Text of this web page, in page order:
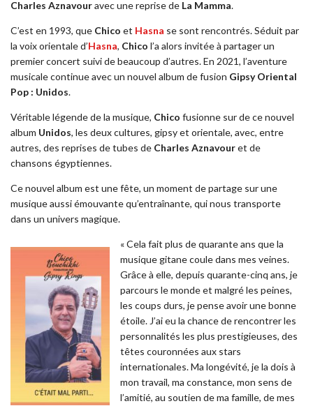
Charles Aznavouravec une reprise de La Mamma.
C’est en 1993, que Chico et Hasna se sont rencontrés. Séduit par
la voix orientale d’Hasna, Chico l’a alors invitée à partager un
premier concert suivi de beaucoup d’autres. En 2021, l’aventure
musicale continue avec un nouvel album de fusion Gipsy Oriental
Pop : Unidos.
Véritable légende de la musique, Chico fusionne sur de ce nouvel
album Unidos, les deux cultures, gipsy et orientale, avec, entre
autres, des reprises de tubes de Charles Aznavouret de
chansons égyptiennes.
Ce nouvel album est une fête, un moment de partage sur une
musique aussi émouvante qu’entraînante, qui nous transporte
dans un univers magique.
« Cela fait plus de quarante ans que la
musique gitane coule dans mes veines.
Grâce à elle, depuis quarante-cinq ans, je
parcours le monde et malgré les peines,
les coups durs, je pense avoir une bonne
étoile. J’ai eu la chance de rencontrer les
personnalités les plus prestigieuses, des
têtes couronnées aux stars
internationales. Ma longévité, je la dois à
mon travail, ma constance, mon sens de
l’amitié, au soutien de ma famille, de mes